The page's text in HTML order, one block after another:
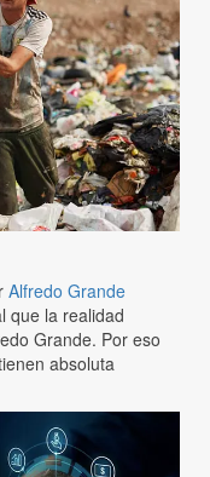
Alfredo Grande
que la realidad
Grande. Por eso
absoluta